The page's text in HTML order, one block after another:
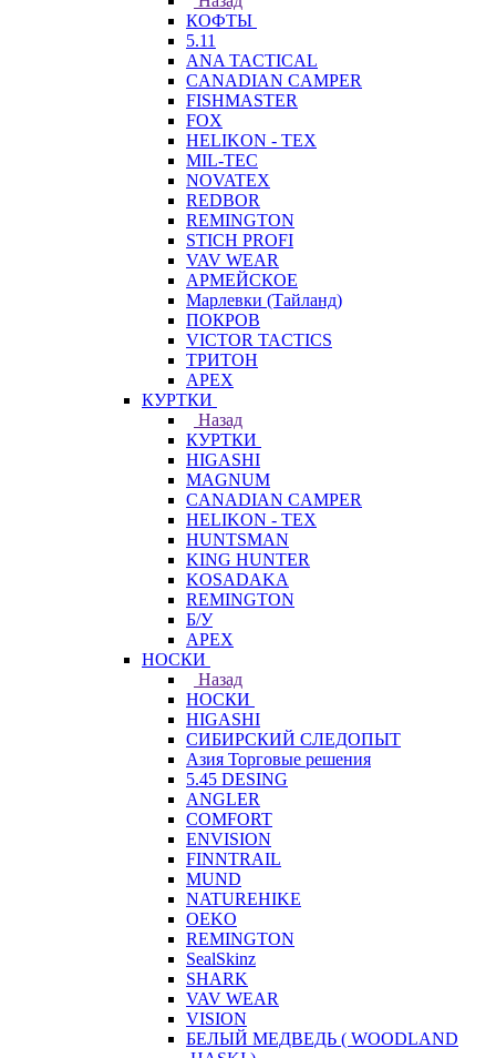
КОФТЫ
5.11
ANA TACTICAL
CANADIAN CAMPER
FISHMASTER
FOX
HELIKON - TEX
MIL-TEC
NOVATEX
REDBOR
REMINGTON
STICH PROFI
VAV WEAR
АРМЕЙСКОЕ
Марлевки (Тайланд)
ПОКРОВ
VICTOR TACTICS
ТРИТОН
APEX
КУРТКИ
Назад
КУРТКИ
HIGASHI
MAGNUM
CANADIAN CAMPER
HELIKON - TEX
HUNTSMAN
KING HUNTER
KOSADAKA
REMINGTON
Б/У
APEX
НОСКИ
Назад
НОСКИ
HIGASHI
СИБИРСКИЙ СЛЕДОПЫТ
Азия Торговые решения
5.45 DESING
ANGLER
COMFORT
ENVISION
FINNTRAIL
MUND
NATUREHIKE
OEKO
REMINGTON
SealSkinz
SHARK
VAV WEAR
VISION
БЕЛЫЙ МЕДВЕДЬ ( WOODLAND